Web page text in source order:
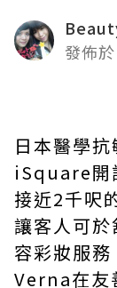
發佈
日本醫學
iSquare開
接近2千呎
讓客人可
容彩妝服務
Verna在友